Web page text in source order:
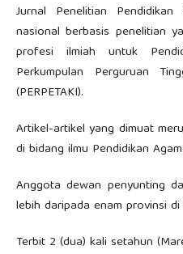
Jurnal Penelitian
nasional berbasis penelitian
profesi ilmiah untuk
Perkumpulan Perguruan
(PERPETAKI).
Artikel-artikel yang dimuat
di bidang ilmu Pendidikan
Anggota dewan penyunting
lebih daripada enam provinsi
Terbit 2 (dua) kali setahun